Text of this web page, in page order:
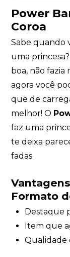
Power
Coroa
Sabe quando
uma
boa, não fazia
agora você
que de
melhor! O
faz uma
te deixa
fadas.
Formato
Destaque
Item que
Qualidade